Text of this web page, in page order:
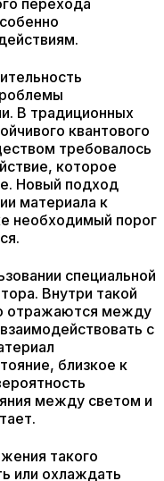
перехода
В традиционных
квантового
требовалось
которое
Новый подход
материала к
необходимый порог
специальной
Внутри такой
отражаются между
с
близкое к
между светом и
такого
или охлаждать